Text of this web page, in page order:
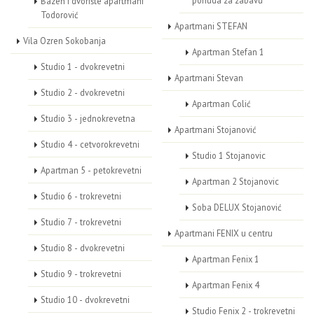
Todorović
Vila Ozren Sokobanja
Studio 1 - dvokrevetni
Studio 2 - dvokrevetni
Studio 3 - jednokrevetna
Studio 4 - cetvorokrevetni
Apartman 5 - petokrevetni
Studio 6 - trokrevetni
Studio 7 - trokrevetni
Studio 8 - dvokrevetni
Studio 9 - trokrevetni
Studio 10 - dvokrevetni
Apartmani STEFAN
Apartman Stefan 1
Apartmani Stevan
Apartman Colić
Apartmani Stojanović
Studio 1 Stojanovic
Apartman 2 Stojanovic
Soba DELUX Stojanović
Apartmani FENIX u centru
Apartman Fenix 1
Apartman Fenix 4
Studio Fenix 2 - trokrevetni